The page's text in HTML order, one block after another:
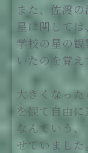
また、佐渡
星に関して
学校の星の
いたのを覚
大きくなっ
を観て自由
なんていう
せていました。